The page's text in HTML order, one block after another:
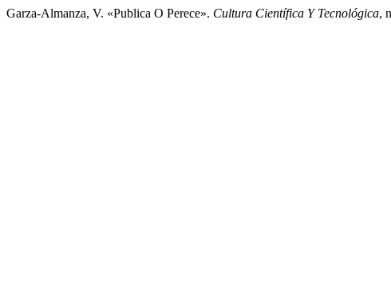
Garza-Almanza, V. «Publica O Perece». Cultura Científica Y Tecnológica,